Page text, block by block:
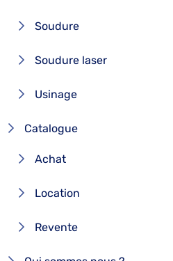
Soudure
Soudure laser
Usinage
Catalogue
Achat
Location
Revente